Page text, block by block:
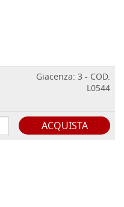
Giacenza: 3 - COD.
L0544
ACQUISTA